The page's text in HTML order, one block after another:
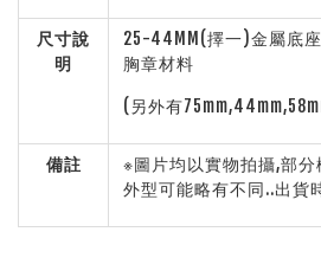
尺寸說
明
25-44MM(擇一)金屬底
胸章材料
(另外有
備註
※圖片均以實物拍攝,部
外型可能略有不同..出貨